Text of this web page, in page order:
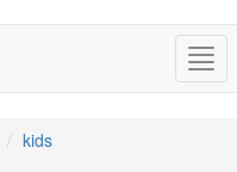
kids